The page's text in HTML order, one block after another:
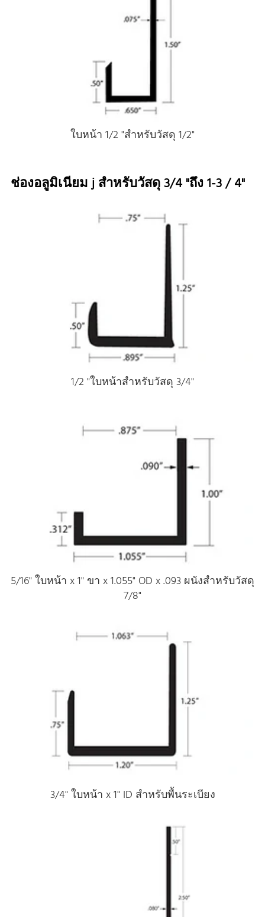
ใบหน้า 1/2 "สําหรับวัสดุ 1/2"
ช่องอลูมิเนียม j สําหรับวัสดุ 3/4 "ถึง 1-3 / 4"
1/2 "ใบหน้าสําหรับวัสดุ 3/4"
5/16" ใบหน้า x 1" ขา x 1.055" OD x .093 ผนังสําหรับวัสดุ
7/8"
3/4" ใบหน้า x 1" ID สําหรับพื้นระเบียง